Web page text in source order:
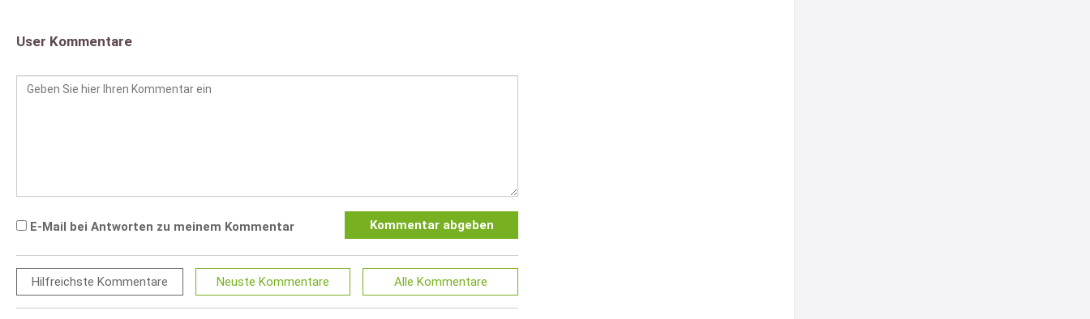
User Kommentare
E-Mail bei Antworten zu meinem Kommentar Kommentar abgeben
Hilfreichste Kommentare Neuste Kommentare Alle Kommentare